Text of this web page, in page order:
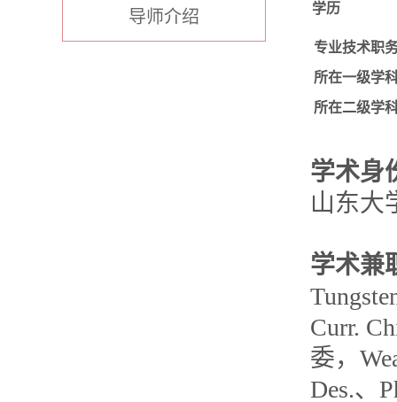
导师介绍 学历
专业技术职
所在一级学
所在二级学
学术身
山东大
学术兼
Curr.
委，
Des.、